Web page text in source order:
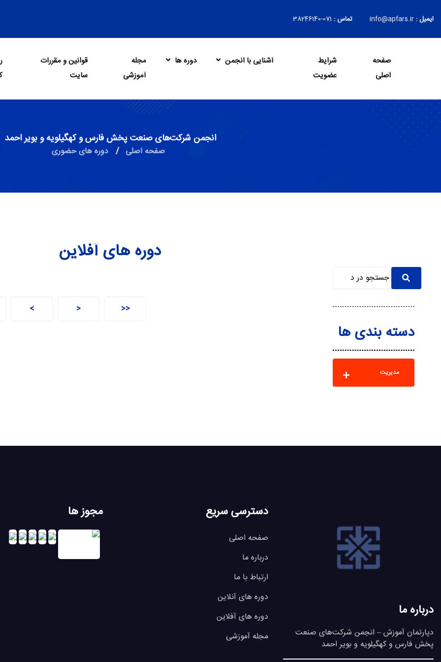
تماس : 071-38246140 ایمیل : info@apfars.ir
صفحه
اصلی
شرایط
عضویت
آشنایی با انجمن دوره ها
مجله
آموزشی
قوانین و مقررات
سایت
انجمن شرکت‌های صنعت پخش فارس و کهگیلویه و بویر احمد
صفحه اصلی / دوره های حضوری
دوره های آفلاین
دسته بندی ها
مدیریت
<<
<
>
درباره ما
دپارتمان آموزش – انجمن شرکت‌های صنعت
پخش فارس و کهگیلویه و بویر احمد
دسترسی سریع
صفحه اصلی
درباره ما
ارتباط با ما
دوره های آنلاین
دوره های آفلاین
مجله آموزشی
مجوز ها